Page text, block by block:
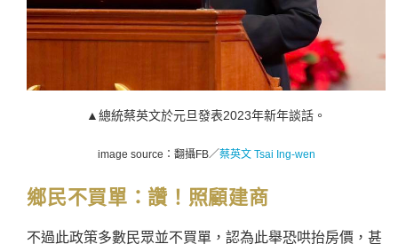
▲總統蔡英文於元旦發表2023年新年談話。
image source：翻攝FB／蔡英文 Tsai Ing-wen
鄉民不買單： 讚！照顧建商
不過此政策多數民眾並不買單，認為此舉恐哄抬房價，甚